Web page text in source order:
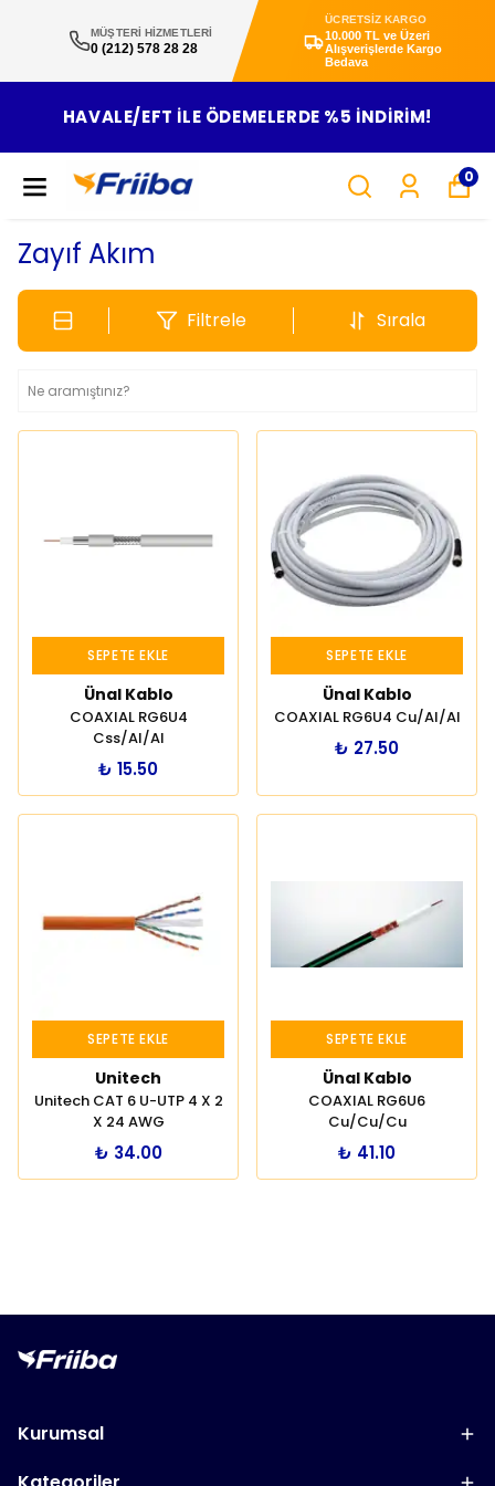
MÜŞTERİ HİZMETLERİ
0 (212) 578 28 28
ÜCRETSİZ KARGO
10.000 TL ve Üzeri
Alışverişlerde Kargo
Bedava
HAVALE/EFT ILE ÖDEMELERDE %5 INDIRIM!
0
Zayıf Akım
Filtrele Sırala
SEPETE EKLE
Ünal Kablo
COAXIAL RG6U4
Css/Al/Al
₺ 15.50
SEPETE EKLE
Ünal Kablo
COAXIAL RG6U4 Cu/Al/Al
₺ 27.50
SEPETE EKLE
Unitech
Unitech CAT 6 U-UTP 4 X 2
X 24 AWG
₺ 34.00
SEPETE EKLE
Ünal Kablo
COAXIAL RG6U6
Cu/Cu/Cu
₺ 41.10
Kurumsal